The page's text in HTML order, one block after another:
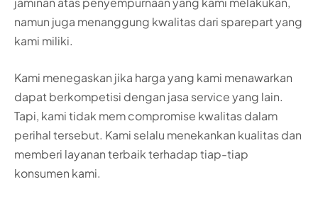
namun juga menanggung kwalitas dari sparepart yang
kami miliki.
Kami menegaskan jika harga yang kami menawarkan
dapat berkompetisi dengan jasa service yang lain.
Tapi, kami tidak mem compromise kwalitas dalam
perihal tersebut. Kami selalu menekankan kualitas dan
memberi layanan terbaik terhadap tiap-tiap
konsumen kami.